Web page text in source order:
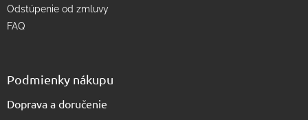
Odstúpenie od zmluvy
FAQ
Podmienky nákupu
Doprava a doručenie